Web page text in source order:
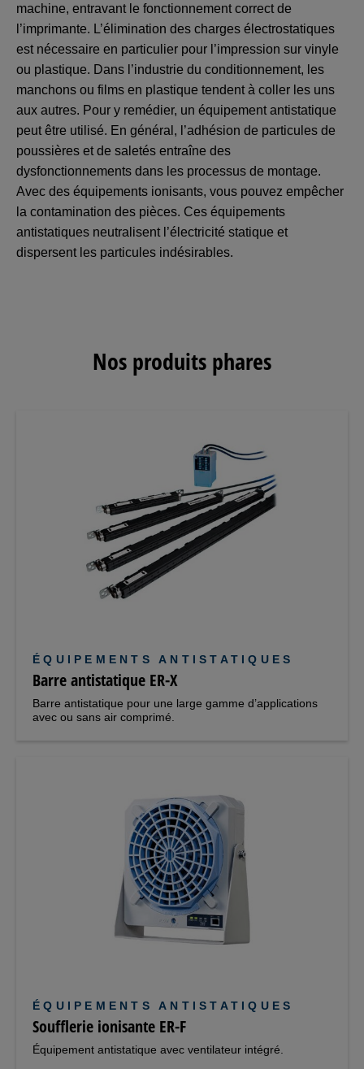
machine, entravant le fonctionnement correct de
l’imprimante. L’élimination des charges électrostatiques
est nécessaire en particulier pour l’impression sur vinyle
ou plastique. Dans l’industrie du conditionnement, les
manchons ou films en plastique tendent à coller les uns
aux autres. Pour y remédier, un équipement antistatique
peut être utilisé. En général, l’adhésion de particules de
poussières et de saletés entraîne des
dysfonctionnements dans les processus de montage.
Avec des équipements ionisants, vous pouvez empêcher
la contamination des pièces. Ces équipements
antistatiques neutralisent l’électricité statique et
dispersent les particules indésirables.
Nos produits phares
ÉQUIPEMENTS ANTISTATIQUES
Barre antistatique ER-X
Barre antistatique pour une large gamme d’applications
avec ou sans air comprimé.
ÉQUIPEMENTS ANTISTATIQUES
Soufflerie ionisante ER-F
Équipement antistatique avec ventilateur intégré.